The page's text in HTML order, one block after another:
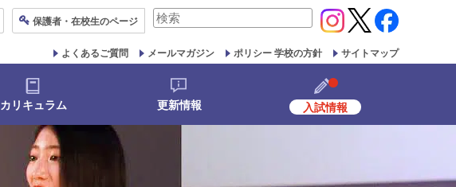
保護者 ・在校生のページ
検
対
象:
よくあるご質問 メールマガジン ポリシー 学校の方針 サイトマップ
カリキュラム 更新情報 入試情報